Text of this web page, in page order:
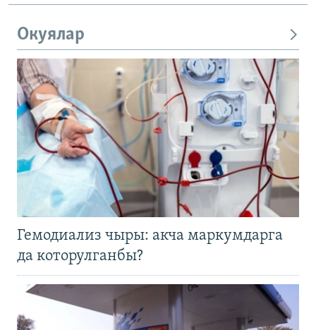
Окуялар
Гемодиализ чыры: акча маркумдарга
да которулганбы?